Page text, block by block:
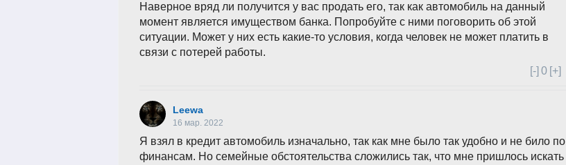
Наверное вряд ли получится у вас продать его, так как автомобиль на данный
момент является имуществом банка. Попробуйте с ними поговорить об этой
ситуации. Может у них есть какие-то условия, когда человек не может платить в
связи с потерей работы.
[-] 0 [+]
Leewa
16 мар. 2022
Я взял в кредит автомобиль изначально, так как мне было так удобно и не било по
финансам. Но семейные обстоятельства сложились так, что мне пришлось искать